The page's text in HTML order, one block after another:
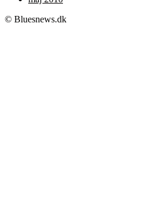
© Bluesnews.dk